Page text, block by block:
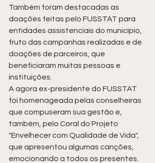
Também foram destacadas as
doações feitas pelo FUSSTAT para
entidades assistenciais do município,
fruto das campanhas realizadas e de
doações de parceiros, que
beneficiaram muitas pessoas e
instituições.
A agora ex-presidente do FUSSTAT
foi homenageada pelas conselheiras
que compuseram sua gestão e,
também, pelo Coral do Projeto
"Envelhecer com Qualidade de Vida",
que apresentou algumas canções,
emocionando a todos os presentes.